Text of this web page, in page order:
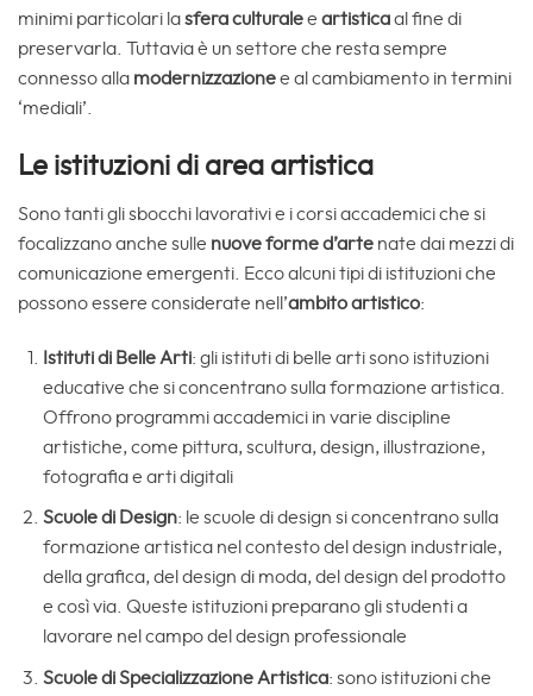
minimi particolari lasfera culturalee artisticaal fine di
preservarla. Tuttavia è un settore che resta sempre
connesso alla modernizzazionee al cambiamento in termini
‘mediali’.
Le istituzioni di area artistica
Sono tanti gli sbocchi lavorativi e i corsi accademici che si
focalizzano anche sulle nuove forme d’arte nate dai mezzi di
comunicazione emergenti. Ecco alcuni tipi di istituzioni che
possono essere considerate nell’ambito artistico:
Istituti di Belle Arti: gli istituti di belle arti sono istituzioni
educative che si concentrano sulla formazione artistica.
Offrono programmi accademici in varie discipline
artistiche, come pittura, scultura, design, illustrazione,
fotografia e arti digitali
Scuole di Design: le scuole di design si concentrano sulla
formazione artistica nel contesto del design industriale,
della grafica, del design di moda, del design del prodotto
e così via. Queste istituzioni preparano gli studenti a
lavorare nel campo del design professionale
Scuole di Specializzazione Artistica: sono istituzioni che